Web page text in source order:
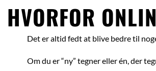
HVORFOR
Det er altid fedt at blive bedre til
Om du er “ny” tegner eller én, der